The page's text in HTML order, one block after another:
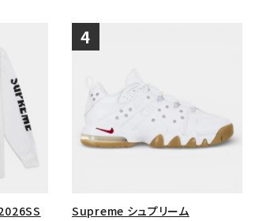
Supreme シュプリーム